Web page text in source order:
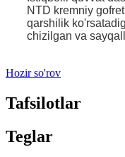
NTD kremniy
qarshilik
chizilgan va
Hozir so'rov
Tafsilotlar
Teglar